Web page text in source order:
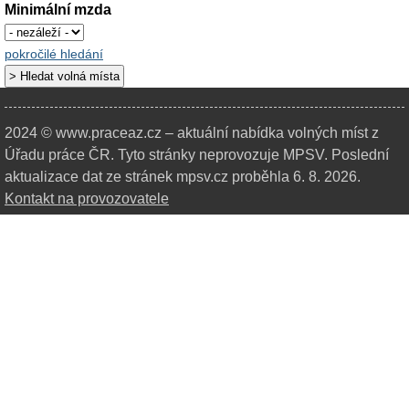
Minimální mzda
pokročilé hledání
2024 © www.praceaz.cz – aktuální nabídka volných míst z
Úřadu práce ČR. Tyto stránky neprovozuje MPSV. Poslední
aktualizace dat ze stránek mpsv.cz proběhla 6. 8. 2026.
Kontakt na provozovatele